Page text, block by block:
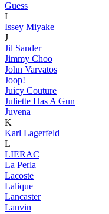
Guess
I
Issey Miyake
J
Jil Sander
Jimmy Choo
John Varvatos
Joop!
Juicy Couture
Juliette Has A Gun
Juvena
K
Karl Lagerfeld
L
LIERAC
La Perla
Lacoste
Lalique
Lancaster
Lanvin